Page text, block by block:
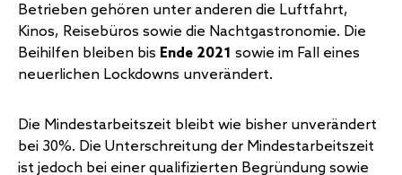
Betrieben gehören unter anderen die Luftfahrt,
Kinos, Reisebüros sowie die Nachtgastronomie. Die
Beihilfen bleiben bis Ende 2021 sowie im Fall eines
neuerlichen Lockdowns unverändert.
Die Mindestarbeitszeit bleibt wie bisher unverändert
bei 30%. Die Unterschreitung der Mindestarbeitszeit
ist jedoch bei einer qualifizierten Begründung sowie